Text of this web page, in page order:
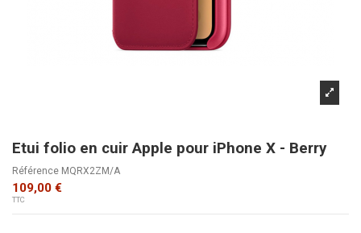
Etui folio en cuir Apple pour iPhone X - Berry
Référence MQRX2ZM/A
109,00 €
TTC